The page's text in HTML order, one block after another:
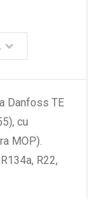
Danfoss TE
cu
MOP).
R22,